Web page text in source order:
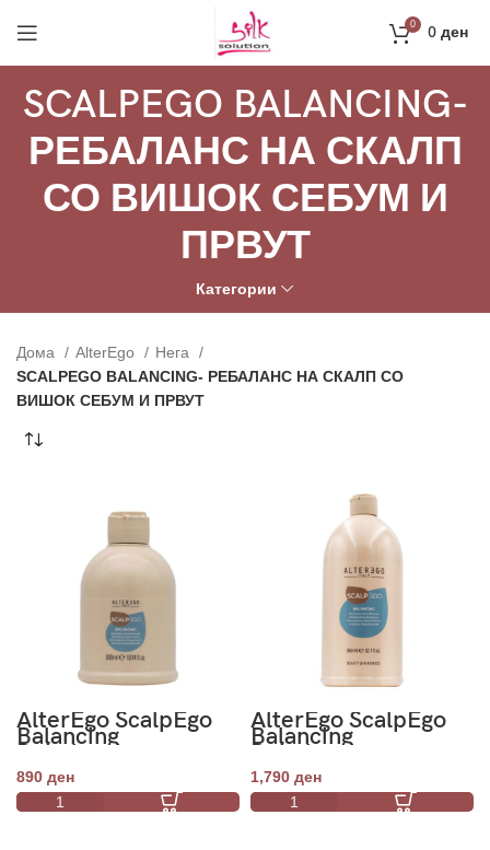
0 0ден
SCALPEGO BALANCING-
РЕБАЛАНС НА СКАЛП
СО ВИШОК СЕБУМ И
ПРВУТ
Категории
Дома AlterEgo
Нега
SCALPEGO BALANCING- РЕБАЛАНС НА СКАЛП СО
ВИШОК СЕБУМ И ПРВУТ
AlterEgo ScalpEgo
Balancing
Rebalancing
Shampoo 300ml
890 ден
AlterEgo ScalpEgo
Balancing
Rebalancing
Shampoo 950ml
1,790 ден
Направи профил и добиј на меил код за 10%
попуст на прва нарачка